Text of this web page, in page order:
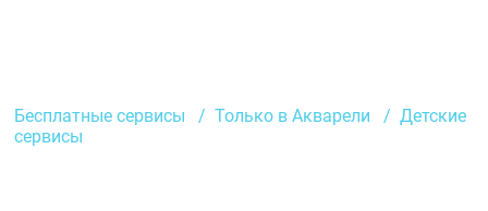
Бесплатные сервисы Только в Акварели
Детские
сервисы